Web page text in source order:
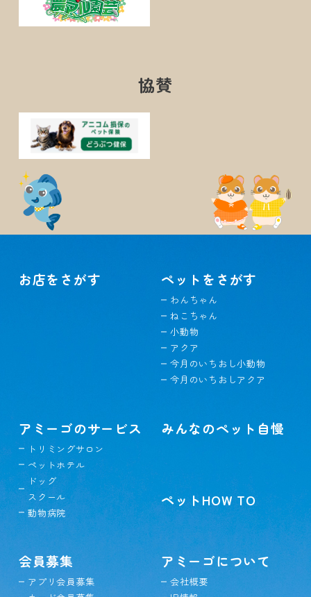
協賛
お店をさがす ペットをさがす
わんちゃん
ねこちゃん
小動物
アクア
今月のいちおし小動物
今月のいちおしアクア
アミーゴのサービス
トリミングサロン
ペットホテル
ドッグ
スクール
動物病院
みんなのペット自慢
ペットHOW TO
会員募集
アプリ会員募集
アミーゴについて
会社概要